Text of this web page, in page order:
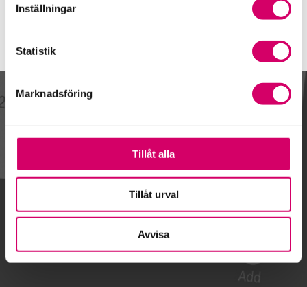
Inställningar
Statistik
Marknadsföring
Tillåt alla
Tillåt urval
Avvisa
Gå till kalendariet
Lägg till i kalender